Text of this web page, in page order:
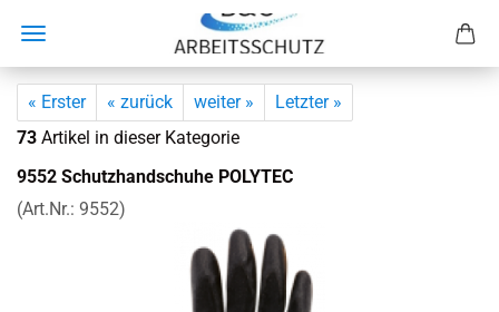
« Erster « zurück weiter »
Letzter »
73 Artikel in dieser Kategorie
9552 Schutz­hand­schu­he PO­LY­TEC
(Art.Nr.: 9552)